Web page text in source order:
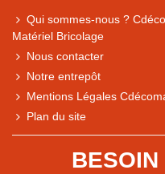
Qui sommes-nous ?
Matériel Bricolage
Nous contacter
Notre entrepôt
Mentions Légales
Plan du site